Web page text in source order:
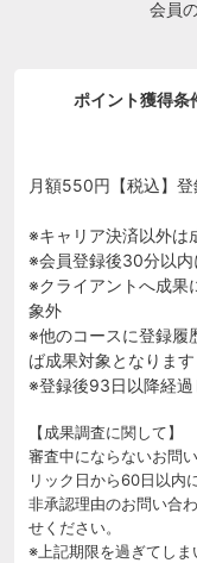
会員
ポイント獲得条
月額550円【税込】登
※キャリア決済以外は
※会員登録後30分以
※クライアントへ成果
象外
※他のコースに登録履
ば成果対象となります
※登録後93日以降経
【成果調査に関して】
審査中にならないお問
リック日から60日以内
非承認理由のお問い合
せください。
※上記期限を過ぎてし